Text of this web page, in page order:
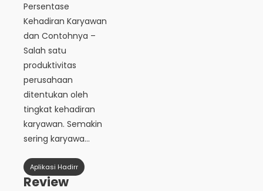
Persentase
Kehadiran Karyawan
dan Contohnya –
Salah satu
produktivitas
perusahaan
ditentukan oleh
tingkat kehadiran
karyawan. Semakin
sering karyawa...
Aplikasi Hadirr
Review